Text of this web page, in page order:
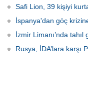
Safi Lion, 39 kişiyi
İspanya'dan göç
İzmir Limanı’nda
Rusya, İDA’lara karşı